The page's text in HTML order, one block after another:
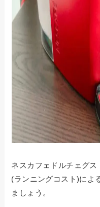
ネスカフェドルチェグ
(ランニングコスト)によ
ましょう。